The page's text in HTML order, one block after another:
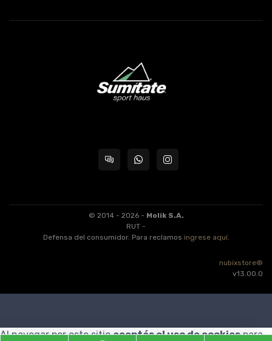
© 2014 - 2026 - Molik S.A.
RUT -
Defensa del consumidor. Para reclamos ingrese aquí.
nubixstore®
v13.00.0
Al navegar por este sitioaceptás el uso de cookiespara